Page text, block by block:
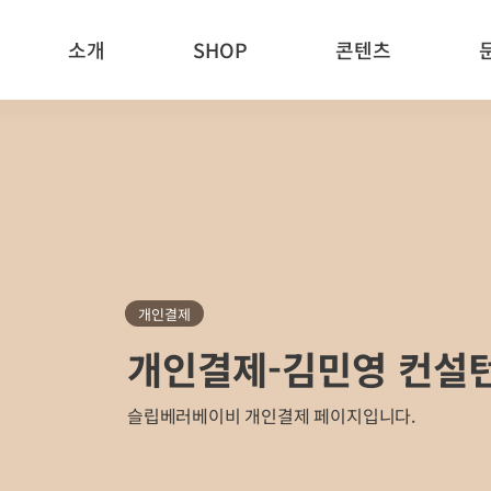
소개 SHOP 콘텐츠
개인결제
개인결제-김민영 컨설
슬립베러베이비 개인결제 페이지입니다.